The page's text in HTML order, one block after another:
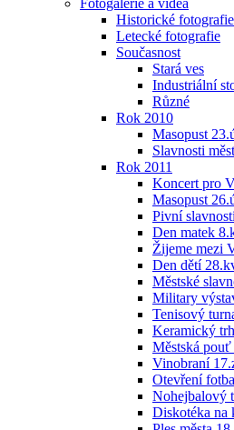
Fotogalerie a videa
Historické fotografie
Letecké fotografie
Současnost
Stará ves
Industriální
Různé
Rok 2010
Masopust
Slavnosti
Rok 2011
Koncert pro
Masopust
Pivní
Den matek
Žijeme mezi
Den dětí
Městské
Military
Tenisový
Keramický
Městská pouť
Vinobraní
Otevření
Nohejbalový
Diskotéka na